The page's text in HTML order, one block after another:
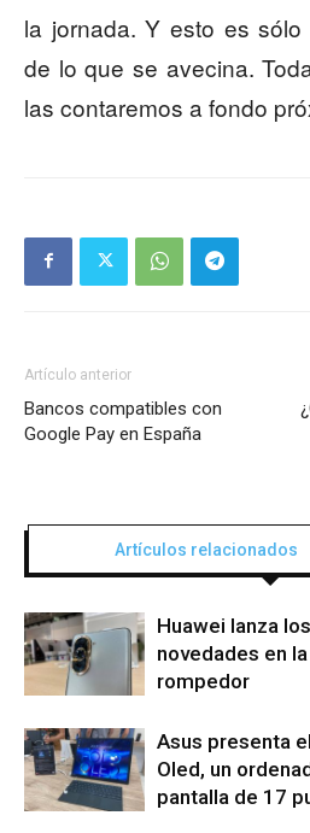
la jornada. Y esto es
de lo que se avecina.
las contaremos a fondo
Artículo anterior
Bancos compatibles con
Google Pay en España
Artículos relacionados
Huawei lanza
novedades en
rompedor
Asus presenta
Oled, un
pantalla de 17